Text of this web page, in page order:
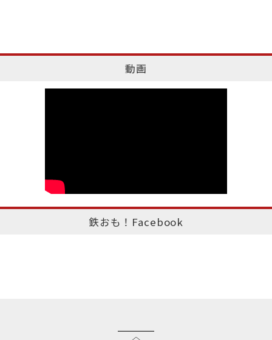
動画
鉄おも！Facebook